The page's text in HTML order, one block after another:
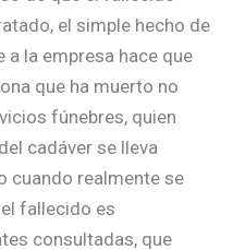
el simple hecho de
a la empresa hace que
que ha muerto no
fúnebres, quien
cadáver se lleva
cuando realmente se
fallecido es
consultadas, que